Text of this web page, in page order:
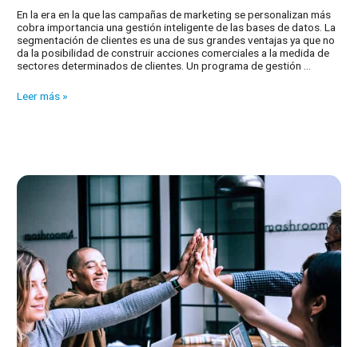
En la era en la que las campañas de marketing se personalizan más
cobra importancia una gestión inteligente de las bases de datos. La
segmentación de clientes es una de sus grandes ventajas ya que no
da la posibilidad de construir acciones comerciales a la medida de
sectores determinados de clientes. Un programa de gestión …
El
en
Leer más »